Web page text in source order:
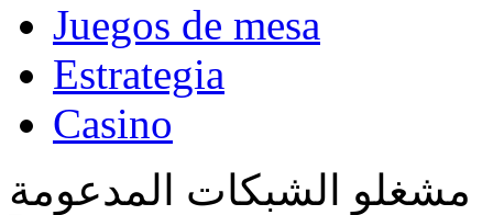
Juegos de mesa
Estrategia
Casino
مشغلو الشبكات المدعومة